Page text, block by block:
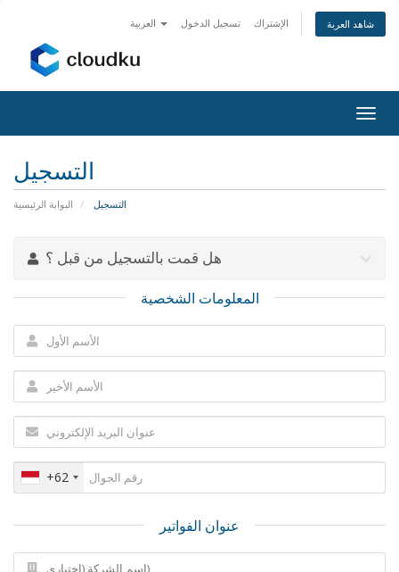
تسجيل الدخول الإشتراك شاهد العربة
التسجيل
البوابة الرئيسية التسجيل
هل قمت بالتسجيل من قبل ؟
المعلومات الشخصية
+62
عنوان الفواتير